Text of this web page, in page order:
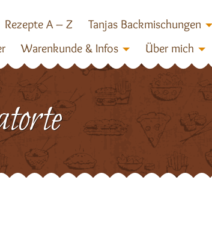
Rezepte A – Z Tanjas Backmischungen
Warenkunde & Infos Über mich